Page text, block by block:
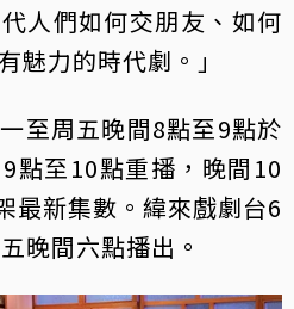
人們如何交朋友、如何
魅力的時代劇。」
至周五晚間8點至9點於
點至10點重播，晚間10
最新集數。緯來戲劇台6
晚間六點播出。